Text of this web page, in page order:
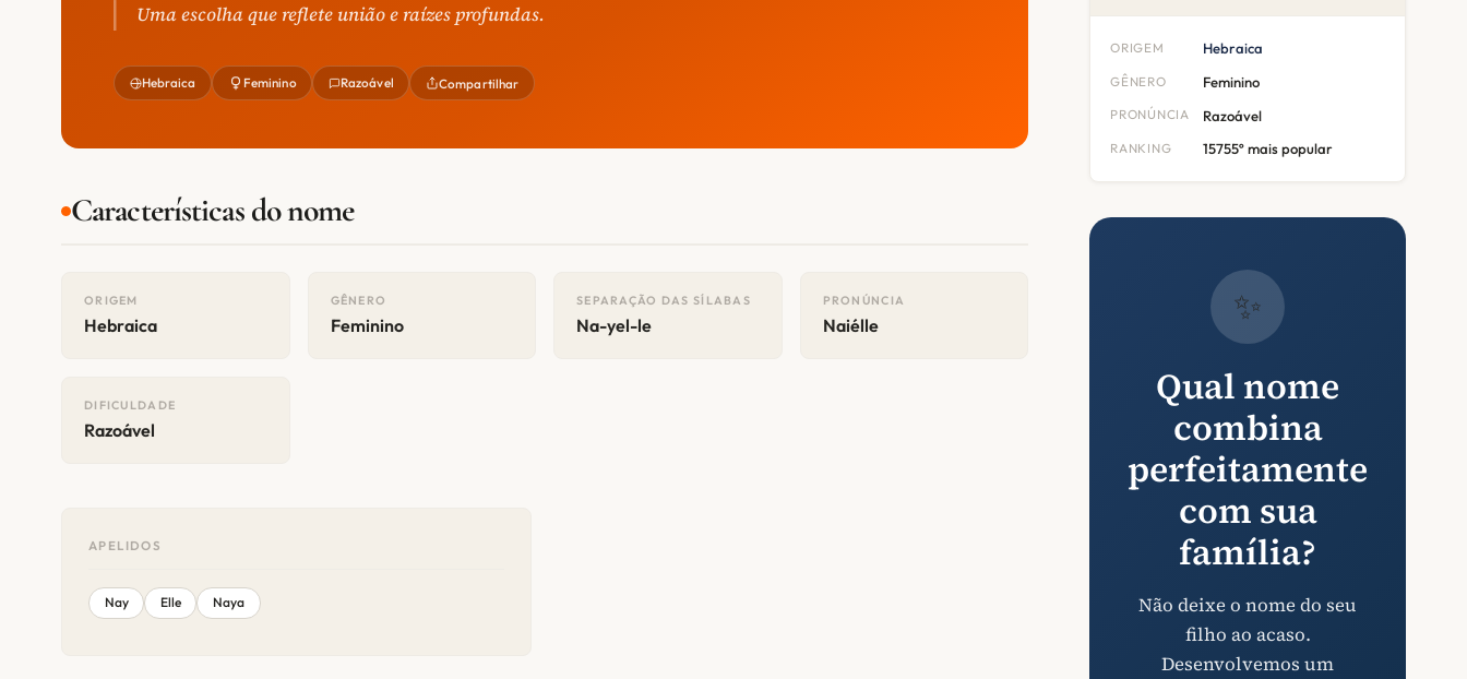
Uma escolha que reflete união e raízes profundas.
Hebraica Feminino Razoável Compartilhar
Características do nome
ORIGEM
Hebraica
GÊNERO
Feminino
SEPARAÇÃO DAS SÍLABAS
Na-yel-le
PRONÚNCIA
Naiélle
DIFICULDADE
Razoável
APELIDOS
Nay Elle Naya
ORIGEM Hebraica
GÊNERO Feminino
PRONÚNCIA Razoável
RANKING 15755º mais popular
✨
Qual nome
combina
perfeitamente
com sua
família?
Não deixe o nome do seu
filho ao acaso.
Desenvolvemos um